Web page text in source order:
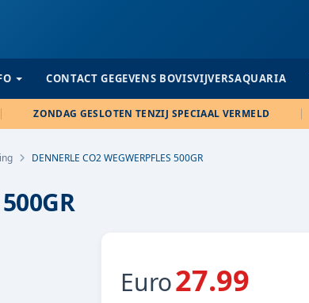
CONTACT GEGEVENS BOVISVIJVERSAQUARIA
ZONDAG GESLOTEN TENZIJ SPECIAAL VERMELD
DENNERLE CO2 WEGWERPFLES 500GR
Euro27.99